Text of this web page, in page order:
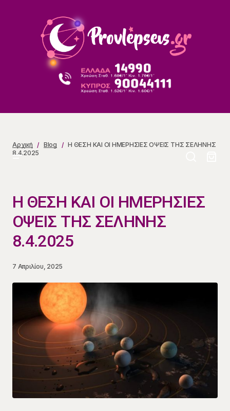
Αρχική Blog
Η ΘΕΣΗ ΚΑΙ ΟΙ ΗΜΕΡΗΣΙΕΣ ΟΨΕΙΣ ΤΗΣ ΣΕΛΗΝΗΣ
8.4.2025
Η ΘΕΣΗ ΚΑΙ ΟΙ ΗΜΕΡΗΣΙΕΣ
ΟΨΕΙΣ ΤΗΣ ΣΕΛΗΝΗΣ
8.4.2025
7 Απριλίου, 2025